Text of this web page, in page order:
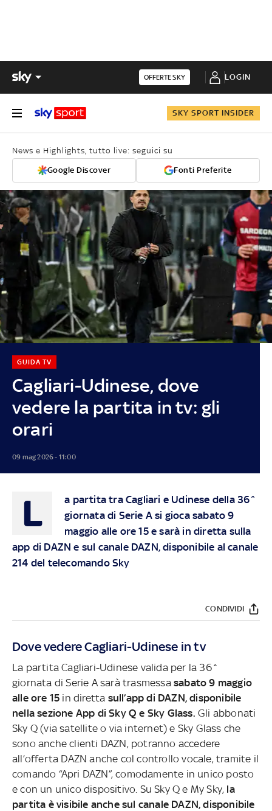
OFFERTE SKY LOGIN
SKY SPORT INSIDER
News e Highlights, tutto live: seguici su
Google Discover Fonti Preferite
Cagliari-Udinese, dove
vedere la partita in tv: gli
orari
GUIDA TV
09 mag 2026 - 11:00
L
a partita tra Cagliari e Udinese della 36^
giornata di Serie A si gioca sabato 9
maggio alle ore 15 e sarà in diretta sulla
app di DAZN e sul canale DAZN, disponibile al canale
214 del telecomando Sky
CONDIVIDI
Dove vedere Cagliari-Udinese in tv
La partita Cagliari-Udinese valida per la 36^
giornata di Serie A sarà trasmessa sabato 9 maggio
alle ore 15 in diretta sull’app di DAZN, disponibile
nella sezione App di Sky Q e Sky Glass. Gli abbonati
Sky Q (via satellite o via internet) e Sky Glass che
sono anche clienti DAZN, potranno accedere
all’offerta DAZN anche col controllo vocale, tramite il
comando “Apri DAZN”, comodamente in unico posto
e con un unico dispositivo. Su Sky Q e My Sky, la
partita è visibile anche sul canale DAZN, disponibile